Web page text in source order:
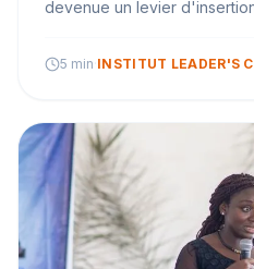
devenue un levier
valeur, il est facile de se
5 min INSTITUT LEADER'S